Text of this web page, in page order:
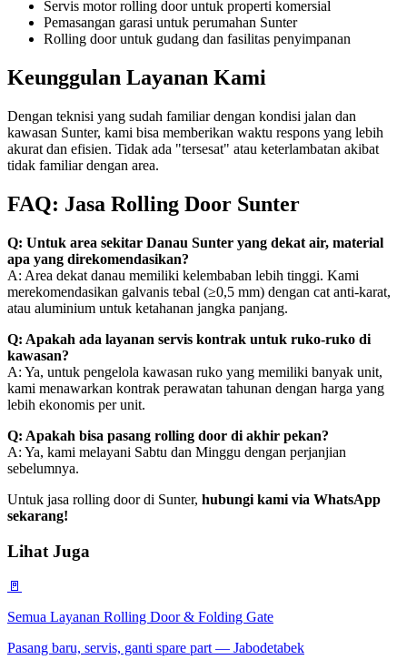
Servis motor rolling door untuk properti komersial
Pemasangan garasi untuk perumahan Sunter
Rolling door untuk gudang dan fasilitas penyimpanan
Keunggulan Layanan Kami
Dengan teknisi yang sudah familiar dengan kondisi jalan dan
kawasan Sunter, kami bisa memberikan waktu respons yang lebih
akurat dan efisien. Tidak ada "tersesat" atau keterlambatan akibat
tidak familiar dengan area.
FAQ: Jasa Rolling Door Sunter
Q: Untuk area sekitar Danau Sunter yang dekat air, material
apa yang direkomendasikan?
A: Area dekat danau memiliki kelembaban lebih tinggi. Kami
merekomendasikan galvanis tebal (≥0,5 mm) dengan cat anti-karat,
atau aluminium untuk ketahanan jangka panjang.
Q: Apakah ada layanan servis kontrak untuk ruko-ruko di
kawasan?
A: Ya, untuk pengelola kawasan ruko yang memiliki banyak unit,
kami menawarkan kontrak perawatan tahunan dengan harga yang
lebih ekonomis per unit.
Q: Apakah bisa pasang rolling door di akhir pekan?
A: Ya, kami melayani Sabtu dan Minggu dengan perjanjian
sebelumnya.
Untuk jasa rolling door di Sunter, hubungi kami via WhatsApp
sekarang!
Lihat Juga
🚪
Semua Layanan Rolling Door & Folding Gate
Pasang baru, servis, ganti spare part — Jabodetabek